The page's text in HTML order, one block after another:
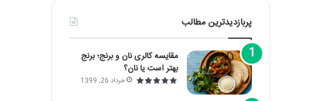
پربازدیدترین مطالب
مقایسه کالری نان و برنج؛ برنج
بهتر است یا نان؟
خرداد 26, 1399